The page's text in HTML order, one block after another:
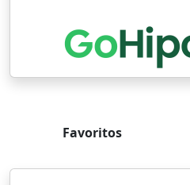
Favoritos